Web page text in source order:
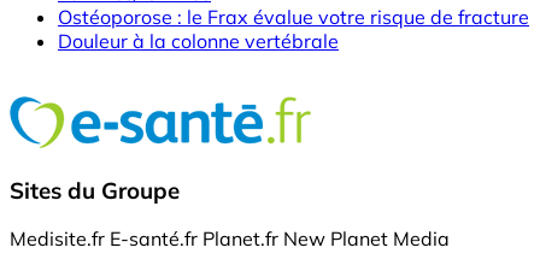
Ostéoporose : le Frax évalue votre risque de fracture
Douleur à la colonne vertébrale
Sites du Groupe
Medisite.fr E-santé.fr Planet.fr New Planet Media